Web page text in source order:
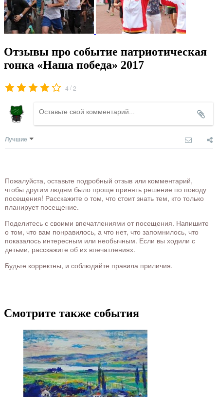
Отзывы про событие патриотическая
гонка «Наша победа» 2017
4 /2
Лучшие
Пожалуйста, оставьте подробный отзыв или комментарий,
чтобы другим людям было проще принять решение по поводу
посещения! Расскажите о том, что стоит знать тем, кто только
планирует посещение.
Поделитесь с своими впечатлениями от посещения. Напишите
о том, что вам понравилось, а что нет, что запомнилось, что
показалось интересным или необычным. Если вы ходили с
детьми, расскажите об их впечатлениях.
Будьте корректны, и соблюдайте правила приличия.
Смотрите также события